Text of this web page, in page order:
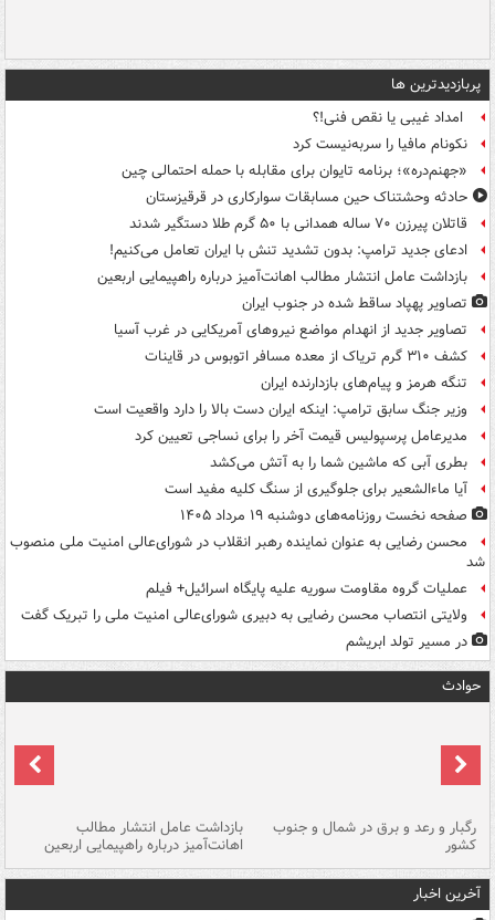
پربازدیدترین ها
امداد غیبی یا نقص فنی!؟
نکونام مافیا را سربه‌نیست کرد
«جهنم‌دره»؛ برنامه تایوان برای مقابله با حمله احتمالی چین
حادثه وحشتناک حین مسابقات سوارکاری در قرقیزستان
قاتلان پیرزن ۷۰ ساله همدانی با ۵۰ گرم طلا دستگیر شدند
ادعای جدید ترامپ: بدون تشدید تنش با ایران تعامل می‌کنیم!
بازداشت عامل انتشار مطالب اهانت‌آمیز درباره راهپیمایی اربعین
تصاویر پهپاد ساقط شده در جنوب ایران
تصاویر جدید از انهدام مواضع نیروهای آمریکایی در غرب آسیا
کشف ۳۱۰ گرم تریاک از معده مسافر اتوبوس در قاینات
تنگه هرمز و پیام‌های بازدارنده ایران
وزیر جنگ سابق ترامپ: اینکه ایران دست بالا را دارد واقعیت است
مدیرعامل پرسپولیس قیمت آخر را برای نساجی تعیین کرد
بطری آبی که ماشین شما را به آتش می‌کشد
آیا ماءالشعیر برای جلوگیری از سنگ کلیه مفید است
صفحه نخست روزنامه‌های دوشنبه ۱۹ مرداد ۱۴۰۵
محسن رضایی به عنوان نماینده رهبر انقلاب در شورای‌عالی امنیت ملی منصوب
شد
عملیات گروه مقاومت سوریه علیه پایگاه اسرائیل+ فیلم
ولایتی انتصاب محسن رضایی به دبیری شورای‌عالی امنیت ملی را تبریک گفت
در مسیر تولد ابریشم
حوادث
رگبار و رعد و برق در شمال و جنوب
کشور
بازداشت عامل انتشار مطالب
اهانت‌آمیز درباره راهپیمایی اربعین
آخرین اخبار